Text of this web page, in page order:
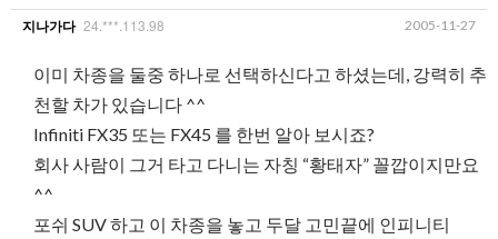
지나가다 24.***.113.98 2005-11-27
이미 차종을 둘중 하나로 선택하신다고 하셨는데, 강력히 추
천할 차가 있습니다 ^^
Infiniti FX35 또는 FX45 를 한번 알아 보시죠?
회사 사람이 그거 타고 다니는 자칭 “황태자” 꼴깝이지만요
^^
포쉬 SUV 하고 이 차종을 놓고 두달 고민끝에 인피니티